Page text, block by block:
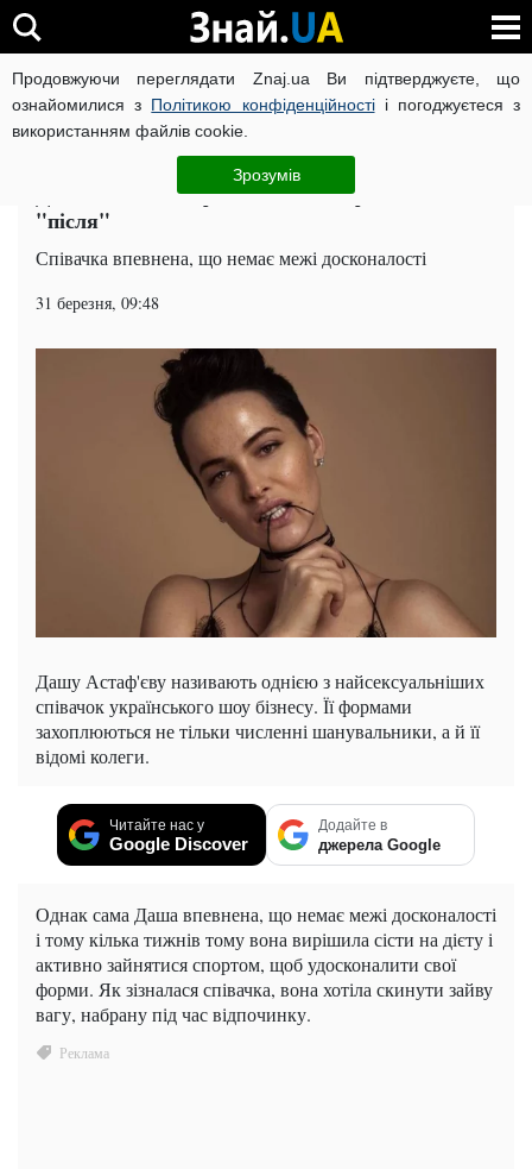
Продовжуючи переглядати Znaj.ua Ви підтверджуєте, що
ознайомилися з Політикою конфіденційностіі погоджуєтеся з
використанням файлів cookie.
Зрозумів
ВІЙНА РОСІЇ ПРОТИ УКРАЇНИ КОРОНАВІРУС В УКРАЇНІ
Шоу-бізнес ЧИТАТЬ НА РУССКОМ
Диво-дієта: Астаф’єва показала фото "до" і
"після"
Співачка впевнена, що немає межі досконалості
31 березня, 09:48
Дашу Астаф'єву називають однією з найсексуальніших
співачок українського шоу бізнесу. Її формами
захоплюються не тільки численні шанувальники, а й її
відомі колеги.
Читайте нас у
Google Discover
Додайте в
джерела Google
Однак сама Даша впевнена, що немає межі досконалості
і тому кілька тижнів тому вона вирішила сісти на дієту і
активно зайнятися спортом, щоб удосконалити свої
форми. Як зізналася співачка, вона хотіла скинути зайву
вагу, набрану під час відпочинку.